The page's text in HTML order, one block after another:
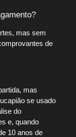
mas sem
de
mas
se usado
do
e, quando
10 anos de